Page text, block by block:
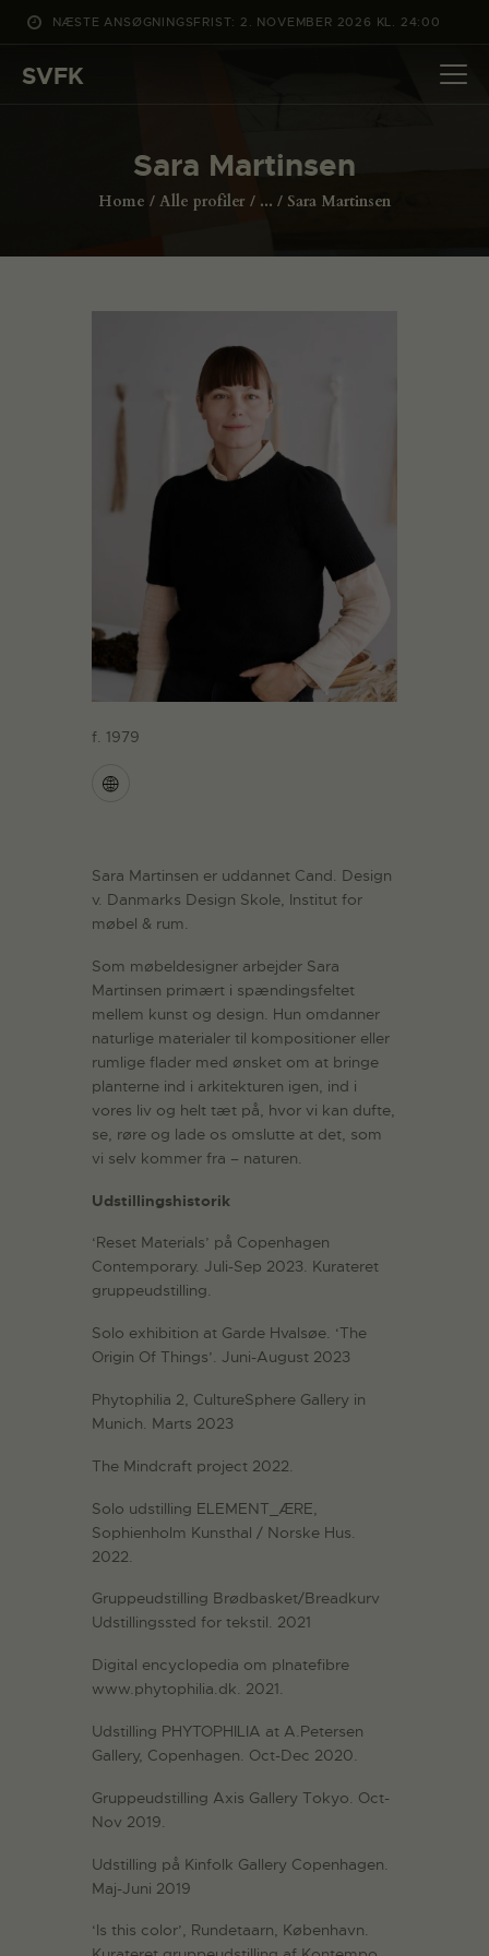
NÆSTE ANSØGNINGSFRIST: 2. NOVEMBER 2026 KL. 24:00
SVFK
Sara Martinsen
Home Alle profiler ... Sara Martinsen
DET SKER
ANSØG
f. 1979
Sara Martinsen er uddannet Cand. Design
v. Danmarks Design Skole, Institut for
møbel & rum.
Som møbeldesigner arbejder Sara
Martinsen primært i spændingsfeltet
mellem kunst og design. Hun omdanner
naturlige materialer til kompositioner eller
rumlige flader med ønsket om at bringe
planterne ind i arkitekturen igen, ind i
vores liv og helt tæt på, hvor vi kan dufte,
se, røre og lade os omslutte at det, som
vi selv kommer fra – naturen.
Udstillingshistorik
‘Reset Materials’ på Copenhagen
Contemporary. Juli-Sep 2023. Kurateret
gruppeudstilling.
Solo exhibition at Garde Hvalsøe. ‘The
Origin Of Things’. Juni-August 2023
Phytophilia 2, CultureSphere Gallery in
Munich. Marts 2023
The Mindcraft project 2022.
Solo udstilling ELEMENT_ÆRE,
Sophienholm Kunsthal / Norske Hus.
2022.
Gruppeudstilling Brødbasket/Breadkurv
Udstillingssted for tekstil. 2021
Digital encyclopedia om plnatefibre
www.phytophilia.dk. 2021.
Udstilling PHYTOPHILIA at A.Petersen
Gallery, Copenhagen. Oct-Dec 2020.
Gruppeudstilling Axis Gallery Tokyo. Oct-
Nov 2019.
Udstilling på Kinfolk Gallery Copenhagen.
Maj-Juni 2019
‘Is this color’, Rundetaarn, København.